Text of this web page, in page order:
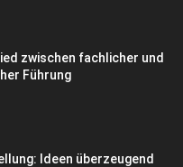
zwischen fachlicher und
Führung
Ideen überzeugend